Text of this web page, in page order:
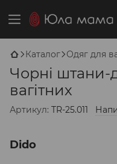
Каталог Одяг для
Чорні штани-
вагітних
Артикул: TR-25.011
Dido